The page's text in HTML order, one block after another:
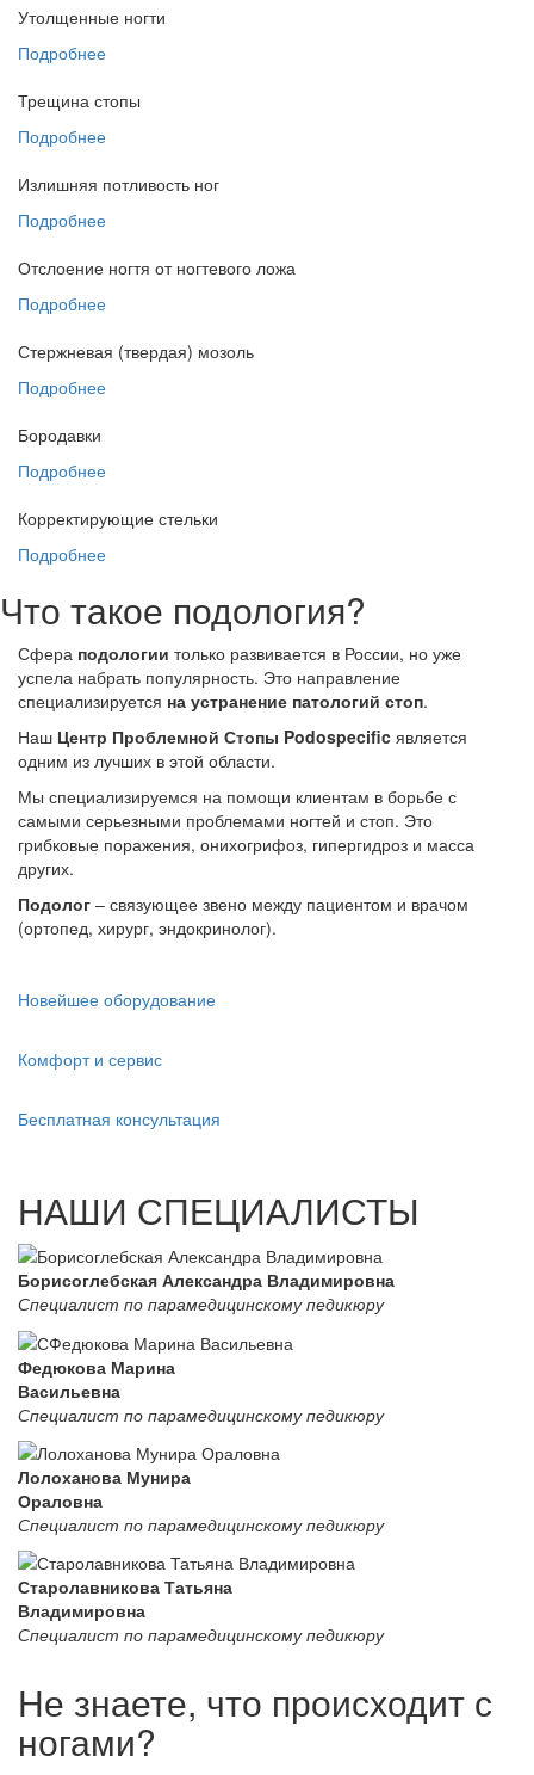
Утолщенные ногти
Подробнее
Трещина стопы
Подробнее
Излишняя потливость ног
Подробнее
Отслоение ногтя от ногтевого ложа
Подробнее
Стержневая (твердая) мозоль
Подробнее
Бородавки
Подробнее
Корректирующие стельки
Подробнее
Что такое подология?
Сфера подологии только развивается в России, но уже
успела набрать популярность. Это направление
специализируется на устранение патологий стоп.
Наш Центр Проблемной Стопы Podospecific является
одним из лучших в этой области.
Мы специализируемся на помощи клиентам в борьбе с
самыми серьезными проблемами ногтей и стоп. Это
грибковые поражения, онихогрифоз, гипергидроз и масса
других.
Подолог – связующее звено между пациентом и врачом
(ортопед, хирург, эндокринолог).
Новейшее оборудование
Комфорт и сервис
Бесплатная консультация
НАШИ СПЕЦИАЛИСТЫ
Борисоглебская Александра Владимировна
Специалист по парамедицинскому педикюру
Федюкова Марина
Васильевна
Специалист по парамедицинскому педикюру
Лолоханова Мунира
Ораловна
Специалист по парамедицинскому педикюру
Старолавникова Татьяна
Владимировна
Специалист по парамедицинскому педикюру
Не знаете, что происходит с
ногами?